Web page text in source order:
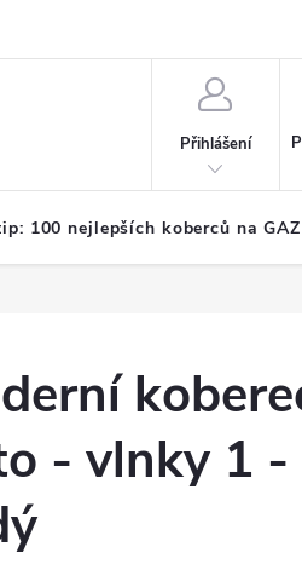
Přihlášení
100 nejlepších koberců na
- vlnky 1 -